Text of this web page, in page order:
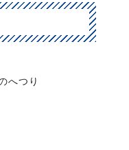
へつり